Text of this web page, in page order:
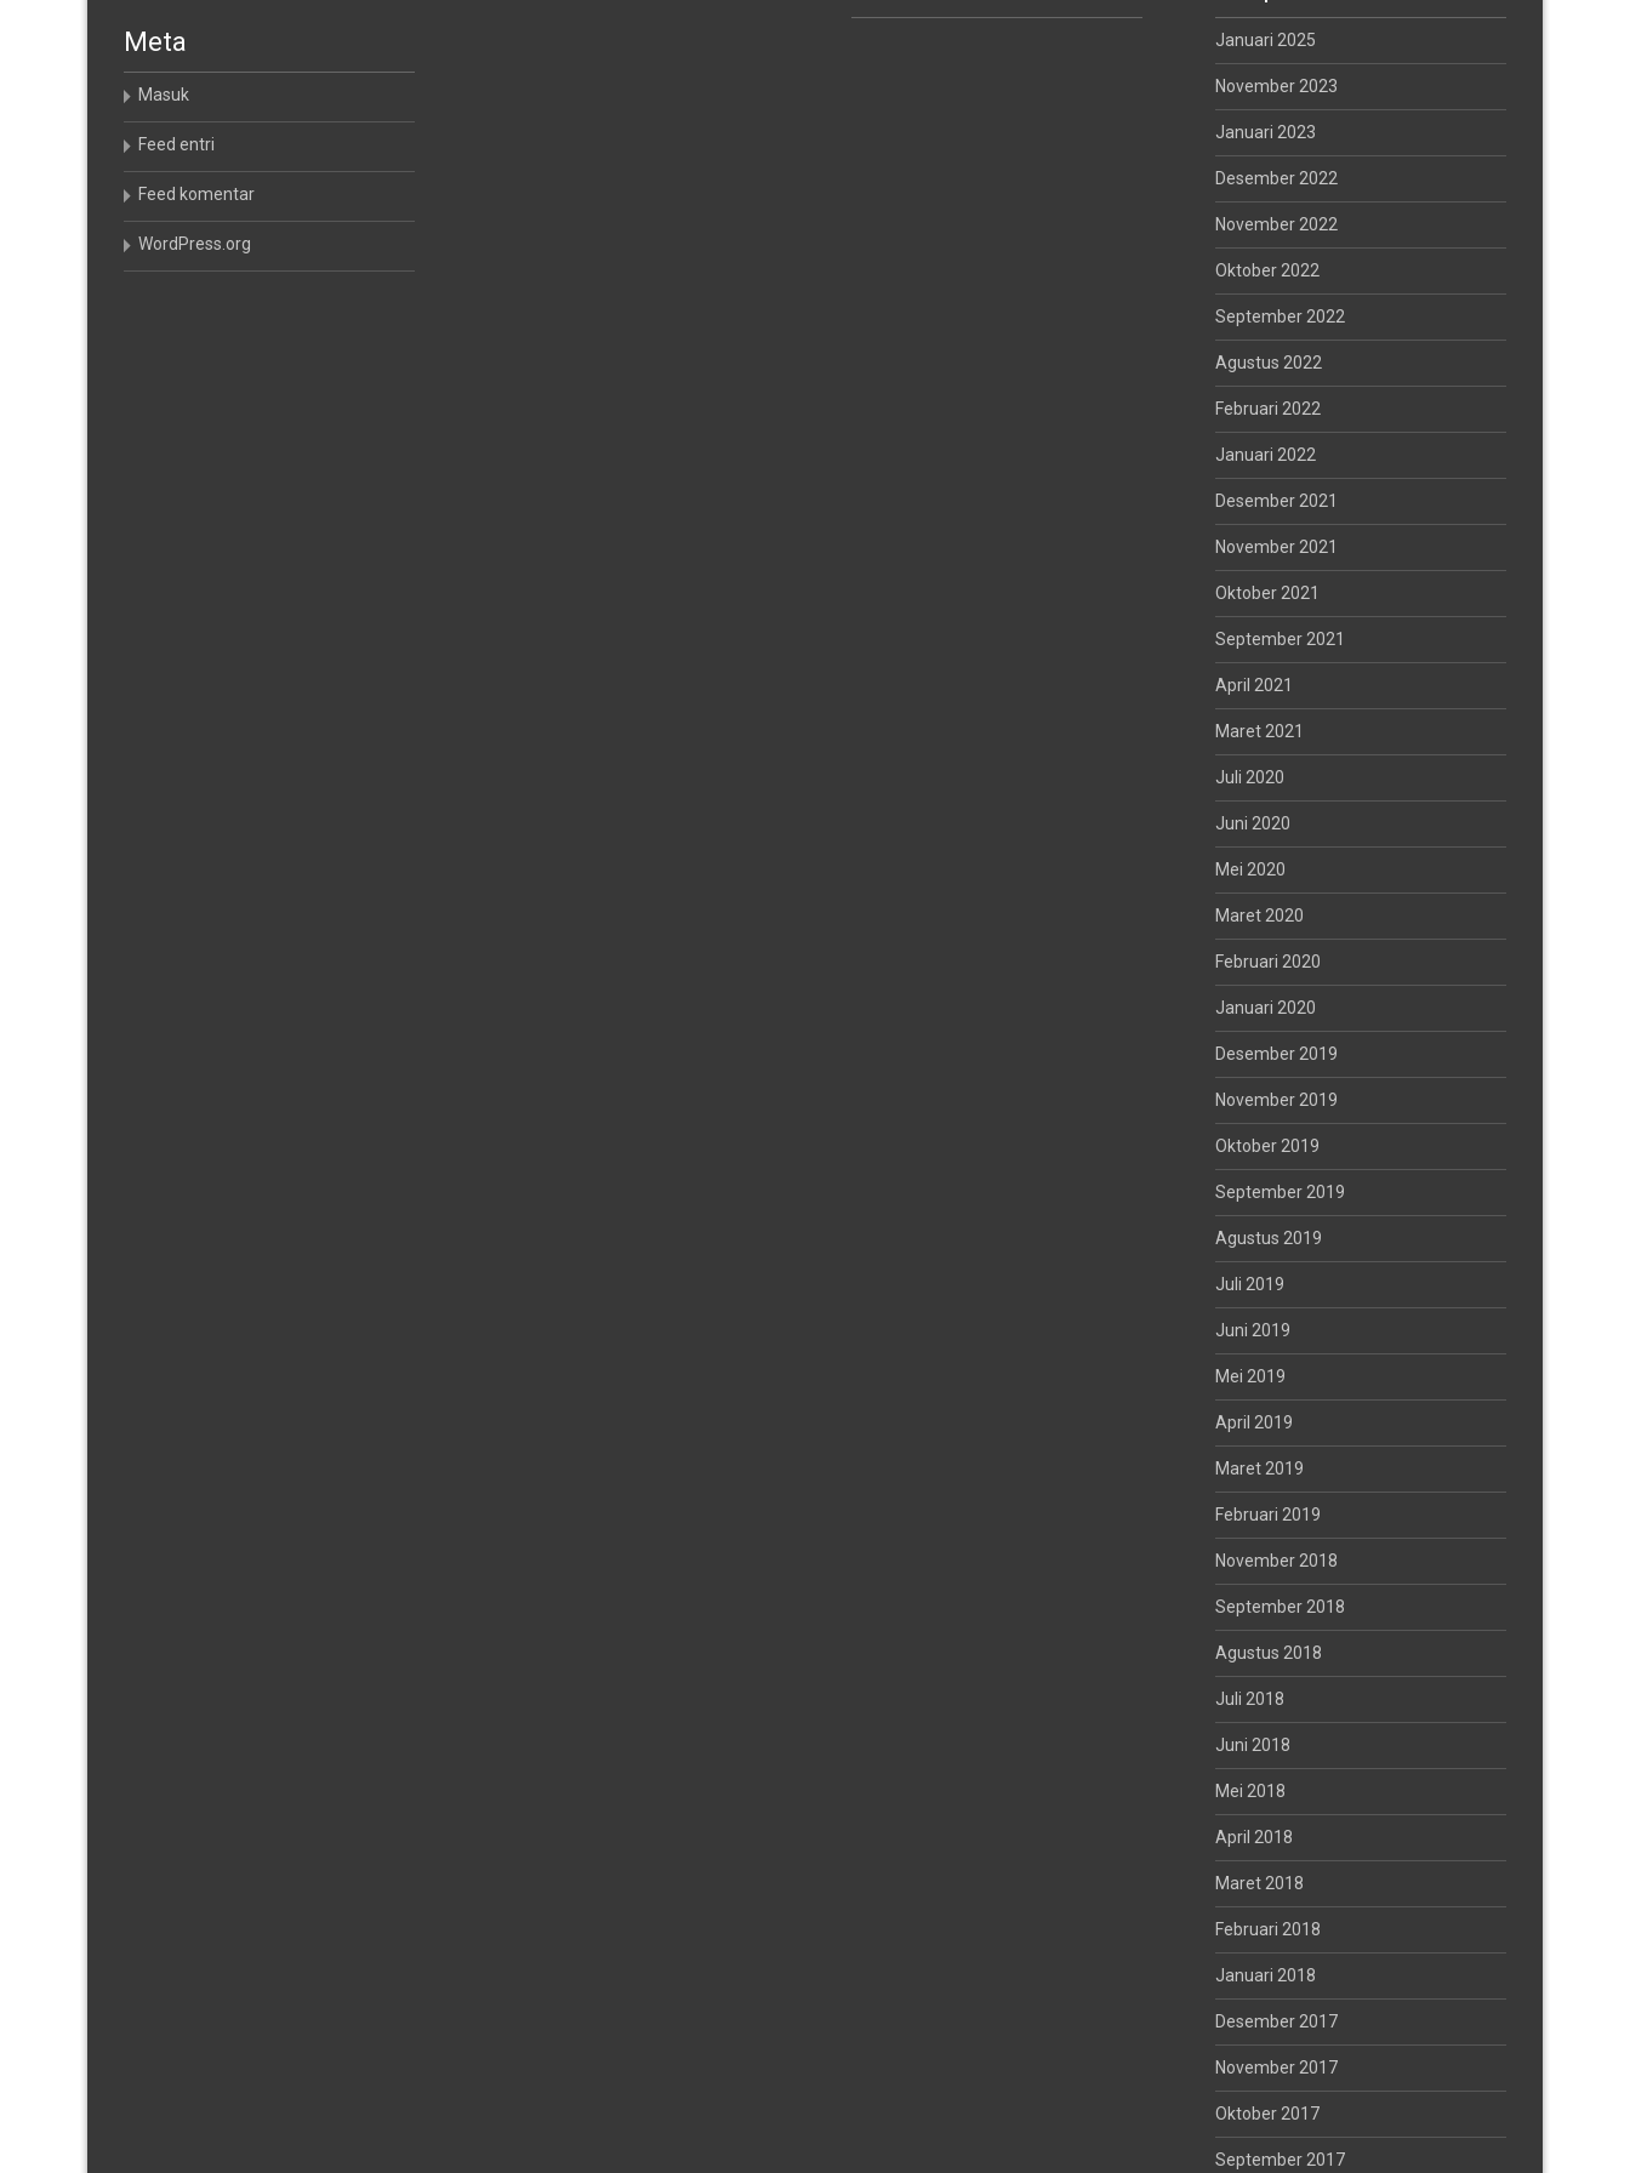
Januari 2025
November 2023
Januari 2023
Desember 2022
November 2022
Oktober 2022
September 2022
Agustus 2022
Februari 2022
Januari 2022
Desember 2021
November 2021
Oktober 2021
September 2021
April 2021
Maret 2021
Juli 2020
Juni 2020
Mei 2020
Maret 2020
Februari 2020
Januari 2020
Desember 2019
November 2019
Oktober 2019
September 2019
Agustus 2019
Juli 2019
Juni 2019
Mei 2019
April 2019
Maret 2019
Februari 2019
November 2018
September 2018
Agustus 2018
Juli 2018
Juni 2018
Mei 2018
April 2018
Maret 2018
Februari 2018
Januari 2018
Desember 2017
November 2017
Oktober 2017
September 2017
Meta
Masuk
Feed entri
Feed komentar
WordPress.org